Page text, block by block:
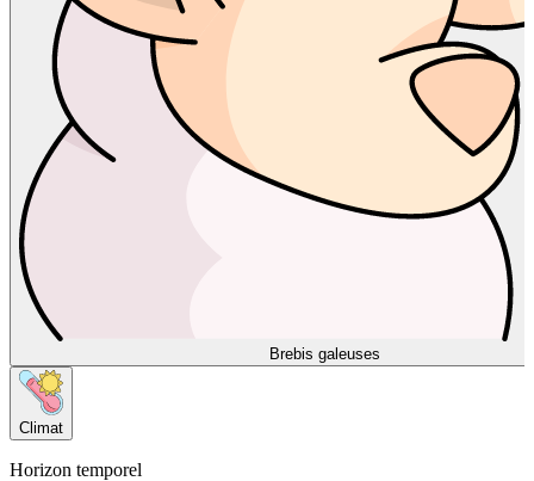
Brebis galeuses
Climat
Horizon temporel